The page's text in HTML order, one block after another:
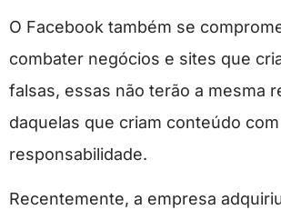
O Facebook também se
combater negócios e sites que
falsas, essas não terão a mesma
daquelas que criam conteúdo com
responsabilidade.
Recentemente, a empresa